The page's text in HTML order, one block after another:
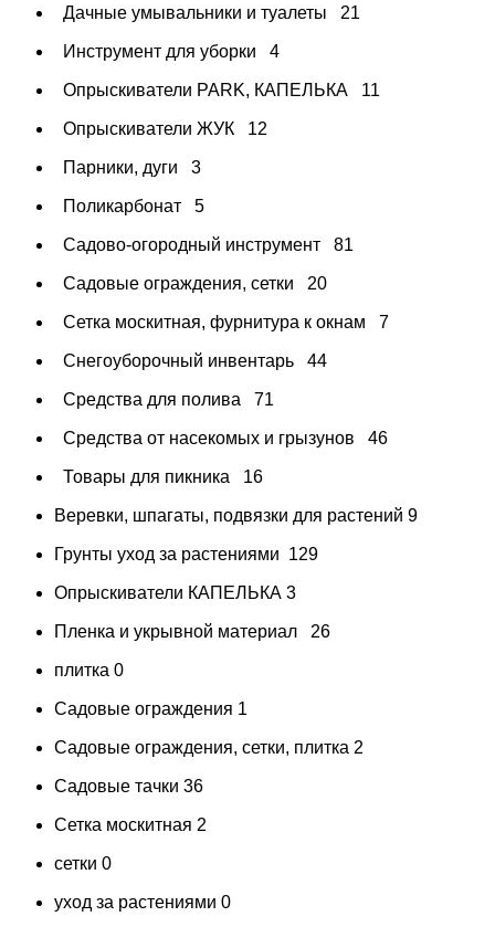
Дачные умывальники и туалеты 21
Инструмент для уборки 4
Опрыскиватели PARK, КАПЕЛЬКА 11
Опрыскиватели ЖУК 12
Парники, дуги 3
Поликарбонат 5
Садово-огородный инструмент 81
Садовые ограждения, сетки 20
Сетка москитная, фурнитура к окнам 7
Снегоуборочный инвентарь 44
Средства для полива 71
Средства от насекомых и грызунов 46
Товары для пикника 16
Веревки, шпагаты, подвязки для растений 9
Грунты уход за растениями 129
Опрыскиватели КАПЕЛЬКА 3
Пленка и укрывной материал 26
плитка 0
Садовые ограждения 1
Садовые ограждения, сетки, плитка 2
Садовые тачки 36
Сетка москитная 2
сетки 0
уход за растениями 0